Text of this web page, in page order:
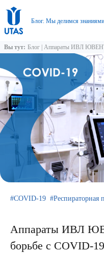
Блог. Мы делимся знаниями
Вы тут: Блог Аппараты ИВЛ
COVID-19 Респираторная
Аппараты ИВЛ
борьбе с COVID-19